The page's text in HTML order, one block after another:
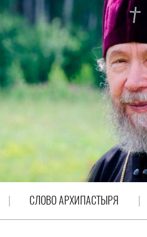
СЛОВО АРХИПАСТЫРЯ